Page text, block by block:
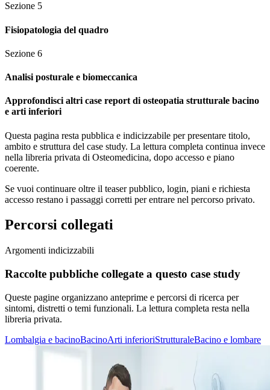
Sezione 5
Fisiopatologia del quadro
Sezione 6
Analisi posturale e biomeccanica
Approfondisci altri case report di osteopatia strutturale bacino
e arti inferiori
Questa pagina resta pubblica e indicizzabile per presentare titolo,
ambito e struttura del case study. La lettura completa continua invece
nella libreria privata di Osteomedicina, dopo accesso e piano
coerente.
Se vuoi continuare oltre il teaser pubblico, login, piani e richiesta
accesso restano i passaggi corretti per entrare nel percorso privato.
Percorsi collegati
Argomenti indicizzabili
Raccolte pubbliche collegate a questo case study
Queste pagine organizzano anteprime e percorsi di ricerca per
sintomi, distretti o temi funzionali. La lettura completa resta nella
libreria privata.
Lombalgia e bacinoBacinoArti inferioriStrutturaleBacino e lombare